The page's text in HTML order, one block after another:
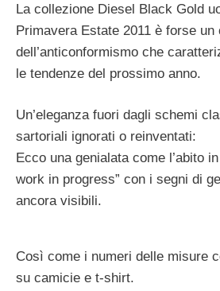
La collezione Diesel Black Gold
Primavera Estate 2011 è forse un
dell’anticonformismo che
le tendenze del prossimo anno.
Un’eleganza fuori dagli schemi
sartoriali ignorati o reinventati:
Ecco una genialata come l’abito
work in progress” con i segni di
ancora visibili.
Così come i numeri delle misure
su camicie e t-shirt.